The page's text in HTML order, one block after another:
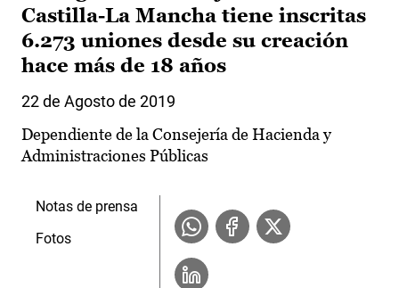
Castilla-La Mancha tiene inscritas
6.273 uniones desde su creación
hace más de 18 años
22 de Agosto de 2019
Dependiente de la Consejería de Hacienda y
Administraciones Públicas
Notas de prensa
Fotos